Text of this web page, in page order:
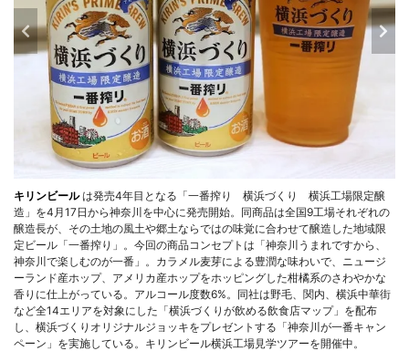
キリンビールは発売4年目となる「一番搾り 横浜づくり 横浜工場限定醸
造」を4月17日から神奈川を中心に発売開始。同商品は全国9工場それぞれの
醸造長が、その土地の風土や郷土ならではの味覚に合わせて醸造した地域限
定ビール「一番搾り」。今回の商品コンセプトは「神奈川うまれですから、
神奈川で楽しむのが一番」。カラメル麦芽による豊潤な味わいで、ニュージ
ーランド産ホップ、アメリカ産ホップをホッピングした柑橘系のさわやかな
香りに仕上がっている。アルコール度数6%。同社は野毛、関内、横浜中華街
など全14エリアを対象にした「横浜づくりが飲める飲食店マップ」を配布
し、横浜づくりオリジナルジョッキをプレゼントする「神奈川が一番キャン
ペーン」を実施している。キリンビール横浜工場見学ツアーを開催中。